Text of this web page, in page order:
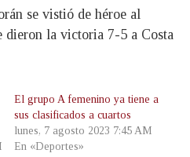
se vistió de héroe al
dieron la victoria 7-5 a Costa
El grupo A femenino ya tiene a
sus clasificados a cuartos
lunes, 7 agosto 2023 7:45 AM
En «Deportes»